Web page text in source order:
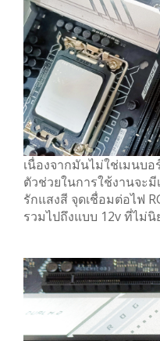
เนื่องจากมันไม่ใช่เมนบ
ตัวช่วยในการใช้งานจะ
รักแสงสี จุดเชื่อมต่อไฟ
รวมไปถึงแบบ 12v ที่ไม่